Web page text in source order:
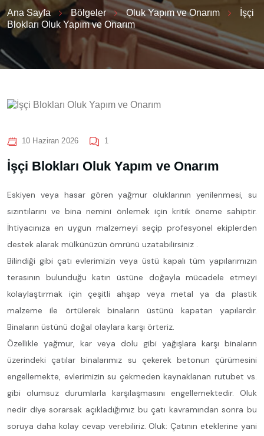
Ana Sayfa Bölgeler Oluk Yapım ve Onarım
İşçi
Blokları Oluk Yapım ve Onarım
10 Haziran 2026 1
İşçi Blokları Oluk Yapım ve Onarım
Eskiyen veya hasar gören yağmur oluklarının yenilenmesi, su
sızıntılarını ve bina nemini önlemek için kritik öneme sahiptir.
İhtiyacınıza en uygun malzemeyi seçip profesyonel ekiplerden
destek alarak mülkünüzün ömrünü uzatabilirsiniz .
Bilindiği gibi çatı evlerimizin veya üstü kapalı tüm yapılarımızın
terasının bulunduğu katın üstüne doğayla mücadele etmeyi
kolaylaştırmak için çeşitli ahşap veya metal ya da plastik
malzeme ile örtülerek binaların üstünü kapatan yapılardır.
Binaların üstünü doğal olaylara karşı örteriz.
Özellikle yağmur, kar veya dolu gibi yağışlara karşı binaların
üzerindeki çatılar binalarımız su çekerek betonun çürümesini
engellemekte, evlerimizin su çekmeden kaynaklanan rutubet vs.
gibi olumsuz durumlarla karşılaşmasını engellemektedir. Oluk
nedir diye sorarsak açıkladığımız bu çatı kavramından sonra bu
soruya daha kolay cevap verebiliriz. Oluk: Çatının eteklerine yani